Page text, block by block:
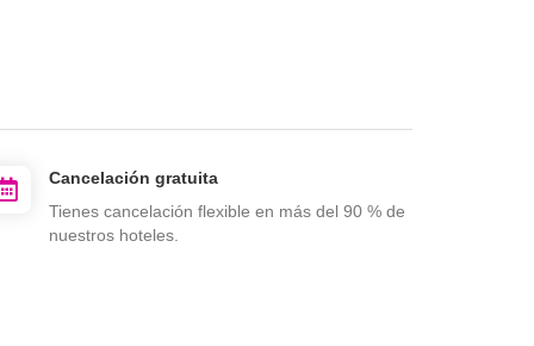
Cancelación gratuita
Tienes cancelación flexible en más del 90 % de
nuestros hoteles.